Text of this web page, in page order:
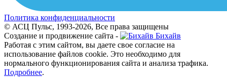
Политика конфиденциальности
© АСЦ Пульс, 1993-2026, Все права защищены
Создание и продвижение сайта -
Бихайв
Работая с этим сайтом, вы даете свое согласие на
использование файлов cookie. Это необходимо для
нормального функционирования сайта и анализа трафика.
Подробнее.